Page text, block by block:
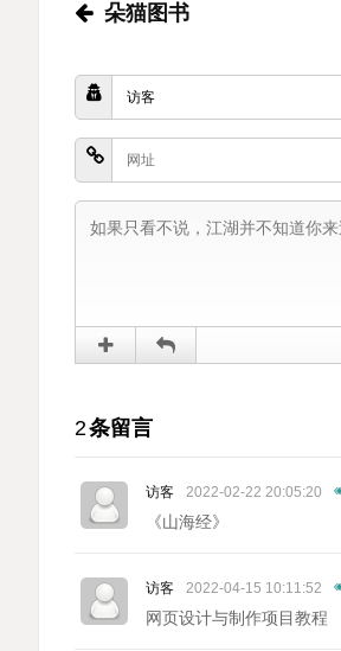
朵猫图书
2条留言
访客 2022-02-22 20:05:20
《山海经》
访客 2022-04-15 10:11:52
网页设计与制作项目教程